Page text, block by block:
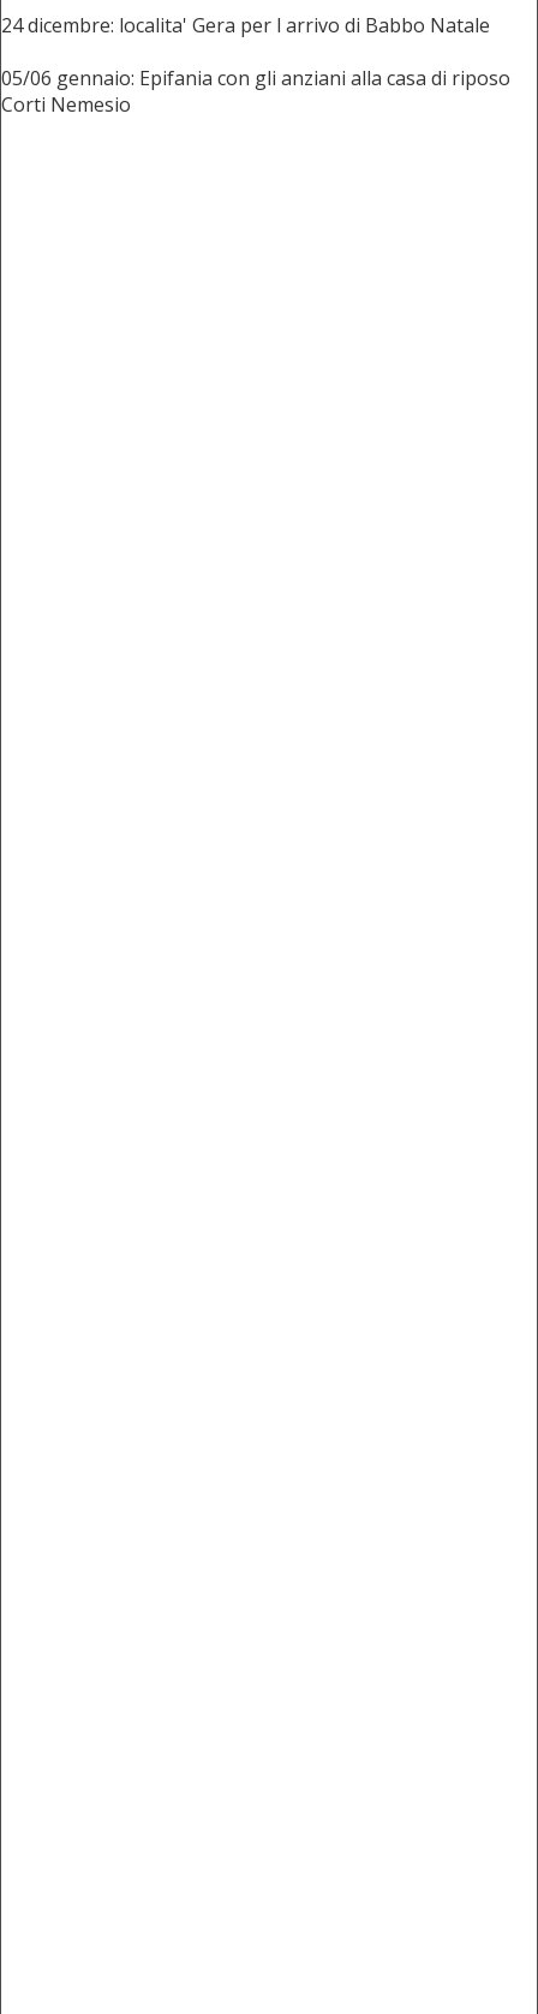
24 dicembre: localita' Gera per l arrivo di Babbo Natale
05/06 gennaio: Epifania con gli anziani alla casa di riposo
Corti Nemesio